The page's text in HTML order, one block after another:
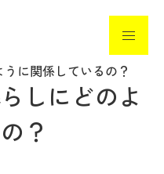
に関係しているの？
しにどのよ
？